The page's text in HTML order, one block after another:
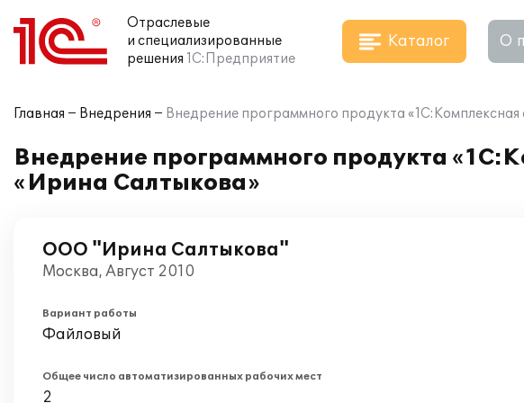
Отраслевые
и специализированные
решения 1С:Предприятие
Каталог О
Главная Внедрения Внедрение программного продукта
Внедрение программного продукта
«Ирина Салтыкова»
ООО "Ирина Салтыкова"
Москва, Август 2010
Вариант работы
Файловый
Общее число автоматизированных рабочих мест
2